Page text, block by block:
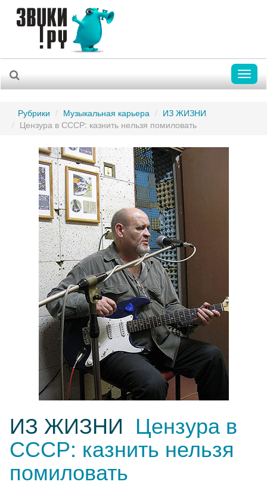
Рубрики Музыкальная карьера
ИЗ ЖИЗНИ
Цензура в СССР: казнить нельзя помиловать
ИЗ ЖИЗНИ Цензура в
СССР: казнить нельзя
помиловать